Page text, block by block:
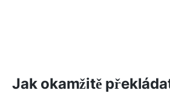
Jak okamžitě